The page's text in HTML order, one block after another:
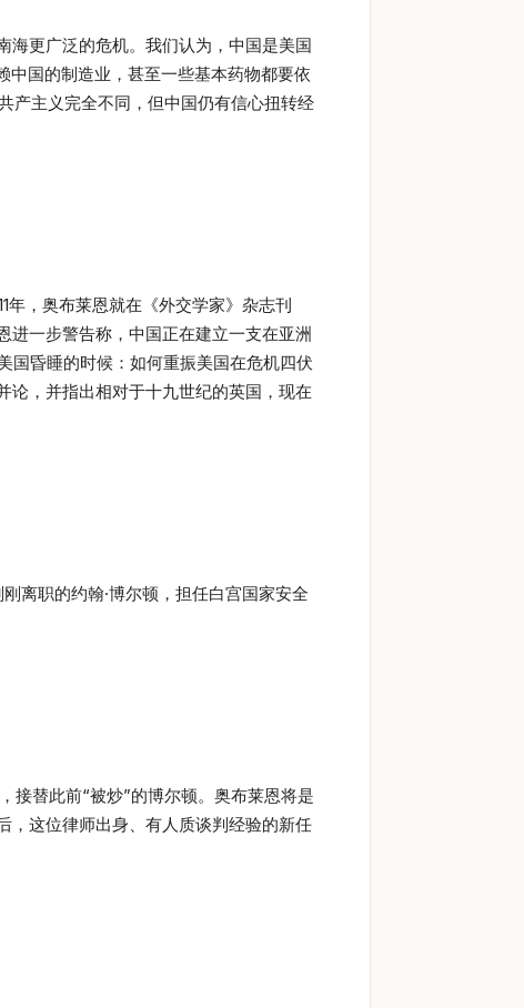
海更广泛的危机。我们认为，中国是美国
中国的制造业，甚至一些基本药物都要依
产主义完全不同，但中国仍有信心扭转经
，奥布莱恩就在《外交学家》杂志刊
进一步警告称，中国正在建立一支在亚洲
国昏睡的时候：如何重振美国在危机四伏
论，并指出相对于十九世纪的英国，现在
离职的约翰·博尔顿，担任白宫国家安全
接替此前“被炒”的博尔顿。奥布莱恩将是
，这位律师出身、有人质谈判经验的新任